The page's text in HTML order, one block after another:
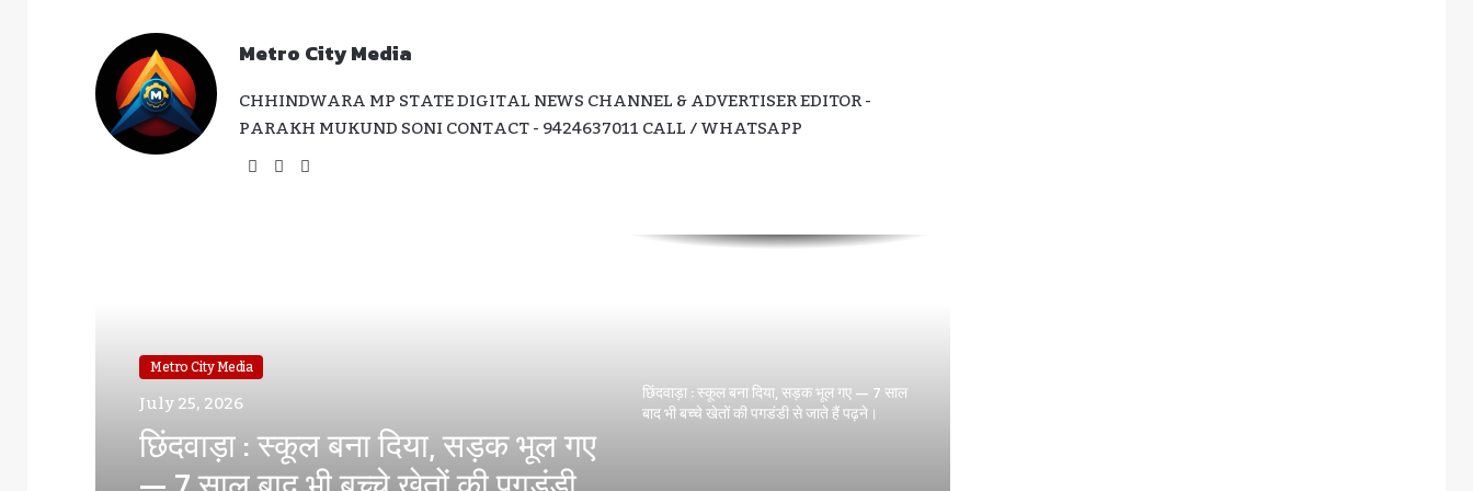
Metro City Media
CHHINDWARA MP STATE DIGITAL NEWS CHANNEL & ADVERTISER EDITOR -
PARAKH MUKUND SONI CONTACT - 9424637011 CALL / WHATSAPP
WebsiteFacebook
Metro City Media
July 11, 2026
घोड़े पर सवार हुए निगम अध्यक्ष सोनू मागो
छिंदवाड़ा: SAK नर्सिंग कॉलेज पर बड़ा आरोप — बिना
घोड़े पर सवार हुए निगम अध्यक्ष सोनू मागो —
कार्यकर्ताओं ने मनाया धूमधाम से जन्मदिन , की पद